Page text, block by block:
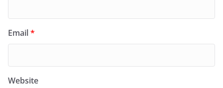
Email*
Website